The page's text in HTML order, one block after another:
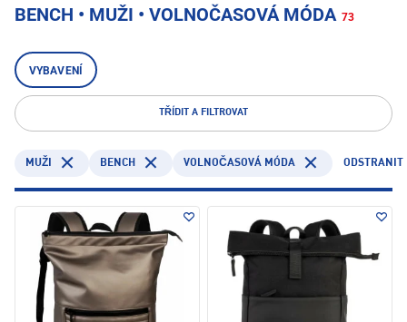
BENCH • MUŽI • VOLNOČASOVÁ MÓDA 73
VYBAVENÍ
TŘÍDIT A FILTROVAT
MUŽI BENCH VOLNOČASOVÁ MÓDA ODSTRANIT